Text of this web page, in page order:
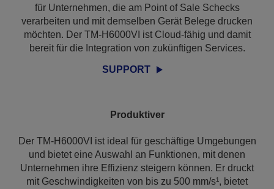
für Unternehmen, die am Point of Sale Schecks
verarbeiten und mit demselben Gerät Belege drucken
möchten. Der TM-H6000VI ist Cloud-fähig und damit
bereit für die Integration von zukünftigen Services.
SUPPORT
Produktiver
Der TM-H6000VI ist ideal für geschäftige Umgebungen
und bietet eine Auswahl an Funktionen, mit denen
Unternehmen ihre Effizienz steigern können. Er druckt
mit Geschwindigkeiten von bis zu 500 mm/s¹, bietet